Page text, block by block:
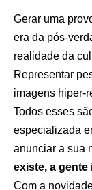
Gerar uma
era da pós-
realidade da
Representar
imagens hiper-
Todos esses
especializada
anunciar a sua
existe, a gente
Com a